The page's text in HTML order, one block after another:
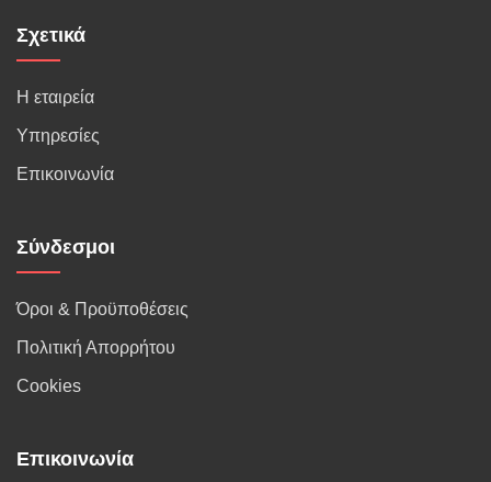
Σχετικά
Η εταιρεία
Υπηρεσίες
Επικοινωνία
Σύνδεσμοι
Όροι & Προϋποθέσεις
Πολιτική Απορρήτου
Cookies
Επικοινωνία